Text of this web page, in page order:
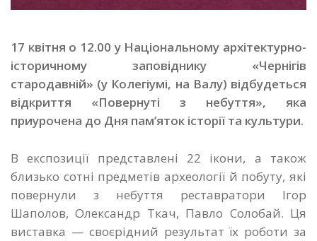
17 квітня о 12.00 у Національному архітектурно-
історичному заповіднику «Чернігів
стародавній» (у Колегіумі, на Валу) відбудеться
відкриття «Повернуті з небуття», яка
приурочена до Дня пам’яток історії та культури.
В експозиції представлені 22 ікони, а також
близько сотні предметів археології й побуту, які
повернули з небуття реставратори Ігор
Шаполов, Олександр Ткач, Павло Солобай. Ця
виставка — своєрідний результат їх роботи за